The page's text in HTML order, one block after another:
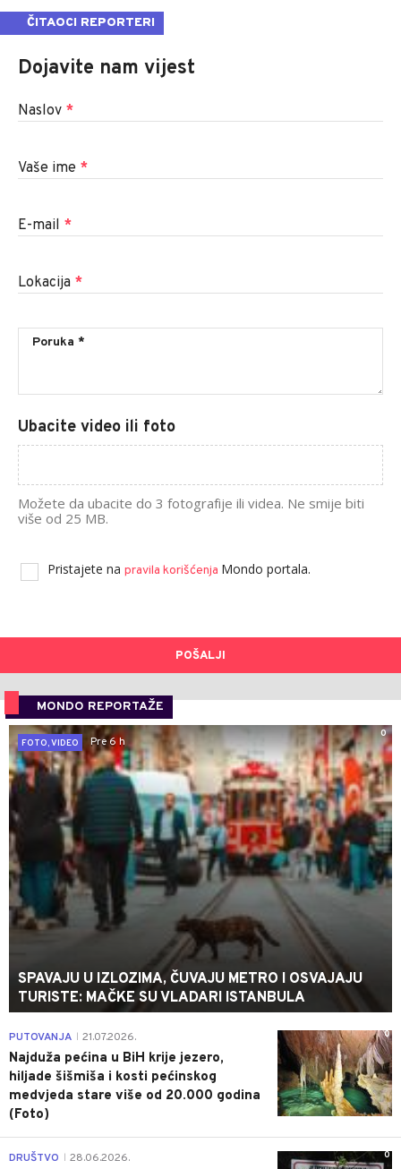
ČITAOCI REPORTERI
Dojavite nam vijest
Naslov *
Vaše ime *
E-mail *
Lokacija *
Ubacite video ili foto
Možete da ubacite do 3 fotografije ili videa. Ne smije biti
više od 25 MB.
Pristajete na pravila korišćenja Mondo portala.
POŠALJI
MONDO REPORTAŽE
0
FOTO, VIDEO
Pre 6 h
SPAVAJU U IZLOZIMA, ČUVAJU METRO I OSVAJAJU
TURISTE: MAČKE SU VLADARI ISTANBULA
0
PUTOVANJA 21.07.2026.
Najduža pećina u BiH krije jezero,
hiljade šišmiša i kosti pećinskog
medvjeda stare više od 20.000 godina
(Foto)
0
DRUŠTVO 28.06.2026.